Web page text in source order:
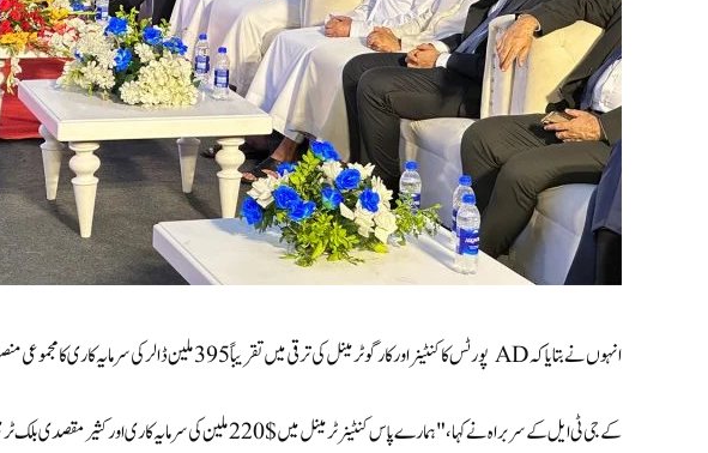
انہوں نے بتایا کہ AD پورٹس کا کنٹینر اور کارگو ٹرمینل کی ترقی میں تقریباً 395 ملین ڈالر کی سرمایہ کاری کا مجموعی منصوبہ ہے۔